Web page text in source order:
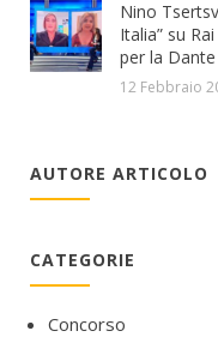
Nino
Italia” su
per la Dante
12 Febbraio
AUTORE ARTICOLO
CATEGORIE
Concorso